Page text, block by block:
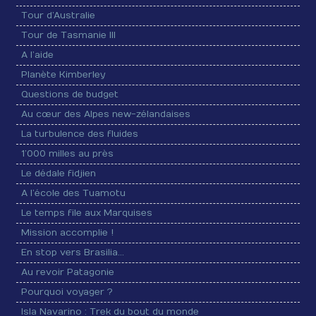
Tour d’Australie
Tour de Tasmanie III
A l’aide
Planète Kimberley
Questions de budget
Au cœur des Alpes new-zélandaises
La turbulence des fluides
1’000 milles au près
Le dédale fidjien
A l’école des Tuamotu
Le temps file aux Marquises
Mission accomplie !
En stop vers Brasilia…
Au revoir Patagonie
Pourquoi voyager ?
Isla Navarino : Trek du bout du monde